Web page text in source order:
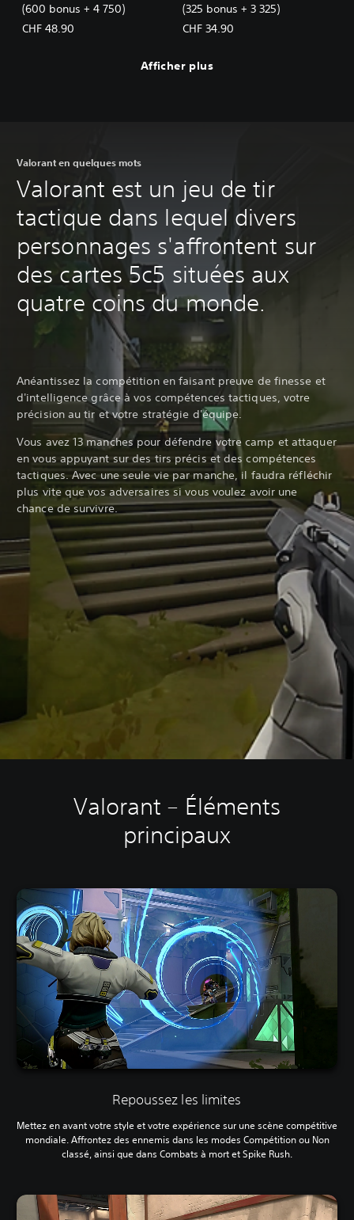
(600 bonus + 4 750)
CHF 48.90
(325 bonus + 3 325)
CHF 34.90
Afficher plus
Valorant en quelques mots
Valorant est un jeu de tir
tactique dans lequel divers
personnages s'affrontent sur
des cartes 5c5 situées aux
quatre coins du monde.‎
Anéantissez la compétition en faisant preuve de finesse et
d'intelligence grâce à vos compétences tactiques, votre
précision au tir et votre stratégie d'équipe.
Vous avez 13 manches pour défendre votre camp et attaquer
en vous appuyant sur des tirs précis et des compétences
tactiques. Avec une seule vie par manche, il faudra réfléchir
plus vite que vos adversaires si vous voulez avoir une
chance de survivre.
Valorant – Éléments
principaux
Repoussez les limites
Mettez en avant votre style et votre expérience sur une scène compétitive
mondiale. Affrontez des ennemis dans les modes Compétition ou Non
classé, ainsi que dans Combats à mort et Spike Rush.